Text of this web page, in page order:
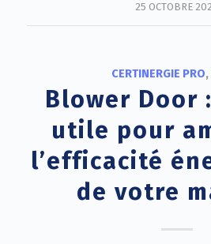
25 OCTOBRE
CERTINERGIE PRO,
Blower Door
utile pour
l’efficacité
de votre